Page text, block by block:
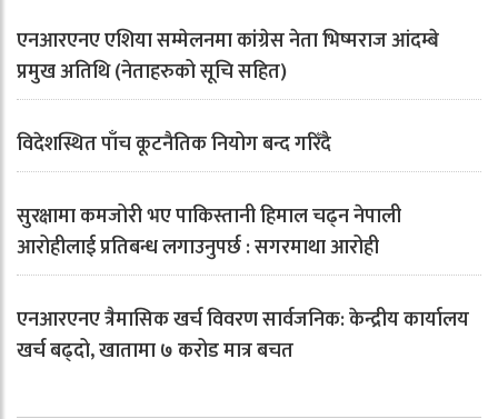
एनआरएनए एशिया सम्मेलनमा कांग्रेस नेता भिष्मराज आंदम्बे
प्रमुख अतिथि (नेताहरुको सूचि सहित)
विदेशस्थित पाँच कूटनैतिक नियोग बन्द गरिँदै
सुरक्षामा कमजोरी भए पाकिस्तानी हिमाल चढ्न नेपाली
आरोहीलाई प्रतिबन्ध लगाउनुपर्छ : सगरमाथा आरोही
एनआरएनए त्रैमासिक खर्च विवरण सार्वजनिक: केन्द्रीय कार्यालय
खर्च बढ्दो, खातामा ७ करोड मात्र बचत